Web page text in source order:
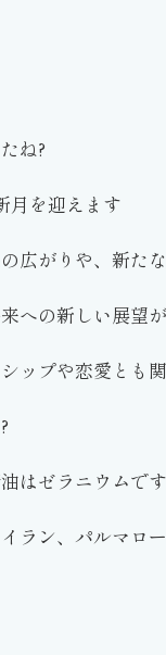
ね?
月を迎えます
広がりや、新た
への新しい展望
ップや恋愛とも
はゼラニウムです
ラン、パルマロ